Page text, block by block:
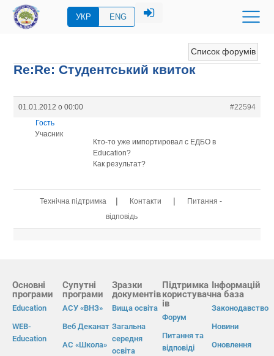
УКР ENG
Список форумів
Re:Re: Студентський квиток
01.01.2012 о 00:00
#22594
Гость
Учасник
Кто-то уже импортировал с ЕДБО в
Education?
Как результат?
Технічна підтримка | Контакти |
Питання -
відповідь
Основні
програми
Education
WEB-
Education
Супутні
програми
АСУ «ВНЗ»
Веб Деканат
АС «Школа»
Зразки
документів
Вища освіта
Загальна
середня
освіта
Підтримка
користувач
ів
Форум
Питання та
відповіді
Інформацій
на база
Законодавство
Новини
Оновлення